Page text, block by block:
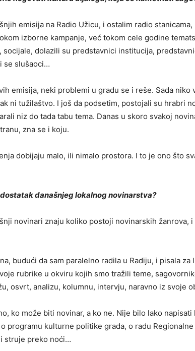
emisija na Radio Užicu, i ostalim radio
izborne kampanje, već tokom cele godine
socijale, dolazili su predstavnici institucija,
se slušaoci…
emisija, neki problemi u gradu se i reše. Sada niko
ni tužilaštvo. I još da podsetim, postojali su hrabri
niz do tada tabu tema. Danas u skoro svakoj
zna se i koju.
dobijaju malo, ili nimalo prostora. I to je ono što
današnjeg lokalnog novinarstva?
novinari znaju koliko postoji novinarskih žanrova, i
budući da sam paralelno radila u Radiju, i pisala za
rubrike u okviru kojih smo tražili teme,
osvrt, analizu, kolumnu, intervju, naravno iz svoje
ko može biti novinar, a ko ne. Nije bilo lako
programu kulturne politike grada, o radu
struje preko noći…